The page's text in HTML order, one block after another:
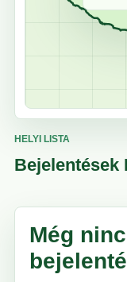
HELYI LISTA
Bejelentések
Még